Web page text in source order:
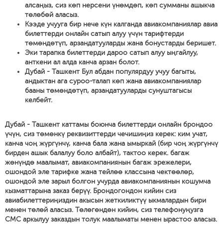
алсаңыз, сиз көп нерсени үнөмдөп, көп сумманы ашыкча
төлөбөй аласыз.
Кээде учууга бир нече күн калганда авиакомпаниялар авиа
билеттерди онлайн сатып алуу үчүн тарифтерди
төмөндөтүп, арзандатууларды жана бонустарды беришет.
Эки тарапка билеттерди дароо сатып алуу ыңгайлуу,
анткени ал алда канча арзан болот.
Дубай - Ташкент Бул абдан популярдуу учуу багыты,
андыктан ага суроо-талап көп жана авиакомпаниялар
бааны төмөндөтүп, арзандатууларды сунуштагысы
келбейт.
Дубай - Ташкент каттамы боюнча билеттерди онлайн брондоо
үчүн, сиз төмөнкү реквизиттерди чечишиңиз керек: ким учат,
канча чоң жүргүнчү, канча бала жана ымыркай (бир чоң жүргүнчү
бирден ашык балалуу боло албайт), тактоо керек. багаж
жөнүндө маалымат, авиакомпаниянын багаж эрежелери,
ошондой эле тарифке жана тейлөө классына чектөөлөр,
ошондой эле зарыл болгон учурда авиакомпаниянын кошумча
кызматтарына заказ берүү. Брондогондон кийин сиз
авиабилеттериңиздин акысын жеткиликтүү ыкмалардын бири
менен төлөй аласыз. Төлөгөндөн кийин, сиз телефонуңузга
СМС аркылуу заказдын толук маалыматы менен ырастоо аласыз.